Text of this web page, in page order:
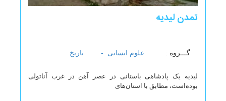
تمدن لیدیه
گـــروه : علوم انسانی - تاریخ
لیدیه یک پادشاهی باستانی در عصر آهن در غرب آناتولی
بوده‌است، مطابق با استان‌های